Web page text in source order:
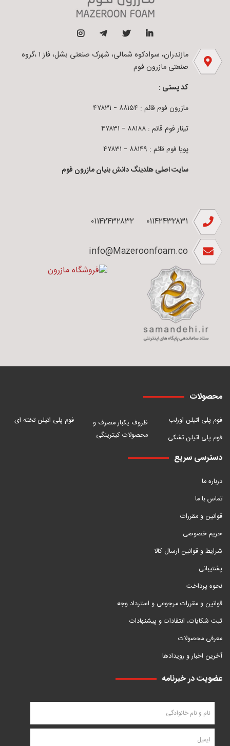
مازندران، سوادکوه شمالی، شهرک صنعتی بشل، فاز ۱ ،گروه
صنعتی مازرون فوم
کد پستی :
مازرون فوم قائم : ۸۸۱۵۴ – ۴۷۸۳۱
تینار فوم قائم : ۸۸۱۸۸ – ۴۷۸۳۱
پویا فوم قائم : ۸۸۱۴۹ – ۴۷۸۳۱
سایت اصلی هلدینگ دانش بنیان مازرون فوم
۰۱۱۴۲۴۳۲۸۳۱ ۰۱۱۴۲۴۳۲۸۳۲
info@Mazeroonfoam.co
محصولات
فوم پلی اتیلن اورلب
فوم پلی اتیلن تشکی
ظروف یکبار مصرف و
محصولات کیترینگی
فوم پلی اتیلن تخته ای
دسترسی سریع
درباره ما
تماس با ما
قوانین و مقررات
حریم خصوصی
شرایط و قوانین ارسال کالا
پشتیبانی
نحوه پرداخت
قوانین و مقررات مرجوعی و استرداد وجه
ثبت شکایات، انتقادات و پیشنهادات
معرفی محصولات
آخرین اخبار و رویدادها
عضویت در خبرنامه